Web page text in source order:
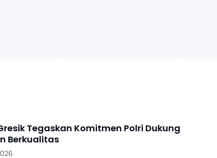
Tegaskan Komitmen Polri Dukung
Berkualitas